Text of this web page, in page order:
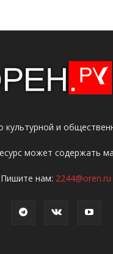
и
может содержать
Пишите нам: 2244@oren.ru